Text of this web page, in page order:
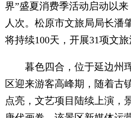
界”盛夏消费季活动启动以
人次。松原市文旅局局长潘
将持续100天，开展31项文旅
暮色四合，位于延边州
区迎来游客高峰期，随着古
点亮，文艺项目陆续上演，